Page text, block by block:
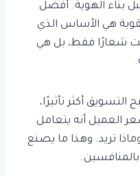
بناء الهوية. أفضل
هي الأساس الذي
شعارًا فقط، بل هي
أكثر تأثيرًا،
العميل أنه يتعامل
تريد. وهذا ما يصنع